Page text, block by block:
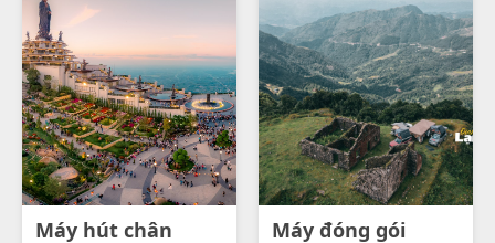
Máy hút chân
Máy đóng gói